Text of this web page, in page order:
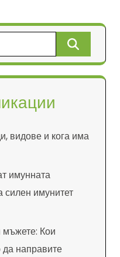
видове и кога има
имунната
силен имунитет
Кои
да направите